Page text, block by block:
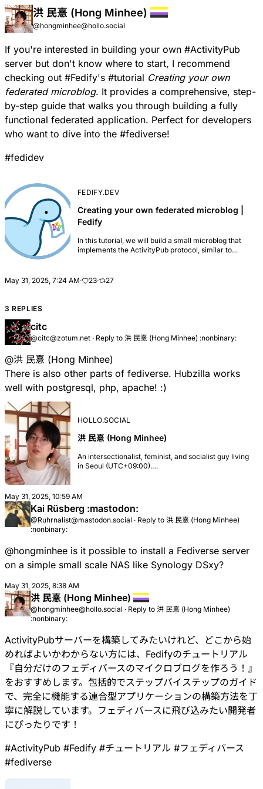
洪 民憙 (Hong Minhee)
@hongminhee@hollo.social
If you're interested in building your own #ActivityPub
server but don't know where to start, I recommend
checking out #Fedify's #tutorial Creating your own
federated microblog. It provides a comprehensive, step-
by-step guide that walks you through building a fully
functional federated application. Perfect for developers
who want to dive into the #fediverse!
#fedidev
FEDIFY.DEV
Creating your own federated microblog |
Fedify
In this tutorial, we will build a small microblog that
implements the ActivityPub protocol, similar to
May 31, 2025, 7:24 AM· 23· 27
3 REPLIES
citc
@citc@zotum.net · Reply to 洪 民憙 (Hong Minhee) :nonbinary:
@洪 民憙 (Hong Minhee)
There is also other parts of fediverse. Hubzilla works
well with postgresql, php, apache! :)
HOLLO.SOCIAL
洪 民憙 (Hong Minhee)
An intersectionalist, feminist, and socialist guy living
in Seoul (UTC+09:00).
@botkit@hollo.social. Write some free software in
#TypeScript, #Haskell, #Rust, & #Python.
They/them. 서울에 사는 交叉女性主義者이자 社會主義
者. 金剛兔(@tokolovesme@seoul.earth)의 配偶者.
#Haskell, #Rust, #Python 等으로 自由 소프트웨어 만듦.
#國漢文混用體 #한국어 (#朝鮮語) #English #日本語
May 31, 2025, 10:59 AM
Kai Rüsberg :mastodon:
@Ruhrnalist@mastodon.social · Reply to 洪 民憙 (Hong Minhee)
:nonbinary:
@hongminhee is it possible to install a Fediverse server
on a simple small scale NAS like Synology DSxy?
May 31, 2025, 8:38 AM
洪 民憙 (Hong Minhee)
@hongminhee@hollo.social · Reply to 洪 民憙 (Hong Minhee)
:nonbinary:
ActivityPubサーバーを構築してみたいけれど、どこから始
めればよいかわからない方には、Fedifyのチュートリアル
『自分だけのフェディバースのマイクロブログを作ろう！ 』
をおすすめします。包括的でステップバイステップのガイド
で、完全に機能する連合型アプリケーションの構築方法を丁
寧に解説しています。フェディバースに飛び込みたい開発者
にぴったりです！
#ActivityPub #Fedify #チュートリアル #フェディバース
#fediverse